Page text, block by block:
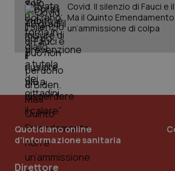
Covid. Il silenzio di Fauci e
Ma il Quinto
un’ammissione di colpa
Quotidiano online
d'informazione sanitaria
Direttore
PHPSESSID